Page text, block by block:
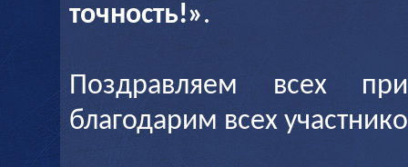
точность!».
Поздравляем всех
благодарим всех